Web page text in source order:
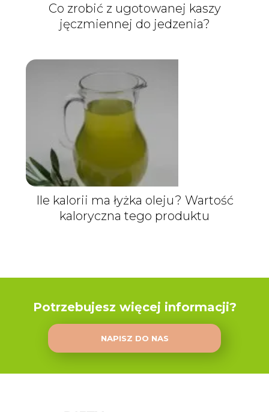
Co zrobić z ugotowanej kaszy
jęczmiennej do jedzenia?
Ile kalorii ma łyżka oleju? Wartość
kaloryczna tego produktu
Potrzebujesz więcej informacji?
NAPISZ DO NAS